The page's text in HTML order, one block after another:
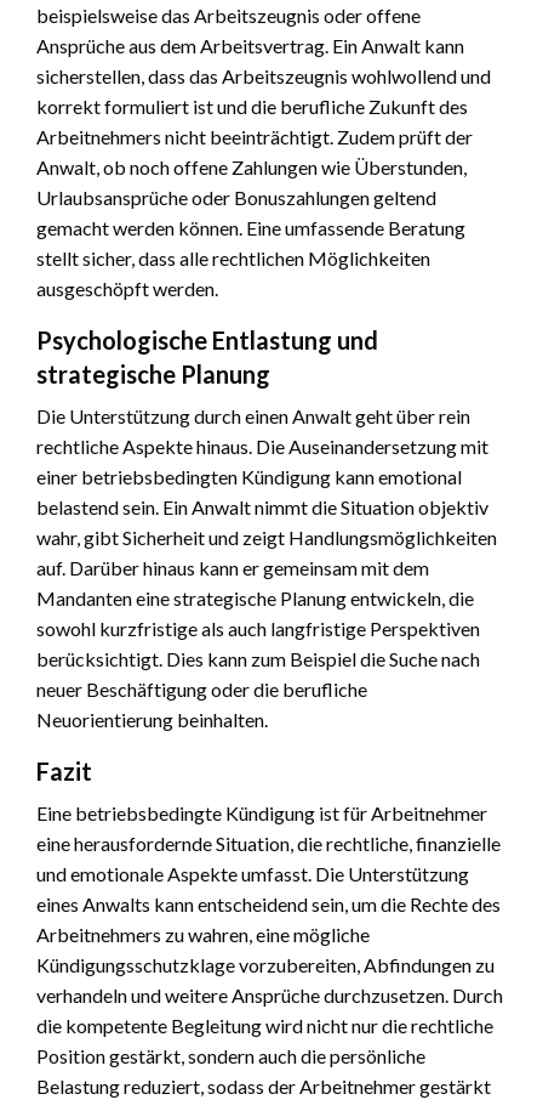
beispielsweise das Arbeitszeugnis oder offene
Ansprüche aus dem Arbeitsvertrag. Ein Anwalt kann
sicherstellen, dass das Arbeitszeugnis wohlwollend und
korrekt formuliert ist und die berufliche Zukunft des
Arbeitnehmers nicht beeinträchtigt. Zudem prüft der
Anwalt, ob noch offene Zahlungen wie Überstunden,
Urlaubsansprüche oder Bonuszahlungen geltend
gemacht werden können. Eine umfassende Beratung
stellt sicher, dass alle rechtlichen Möglichkeiten
ausgeschöpft werden.
Psychologische Entlastung und
strategische Planung
Die Unterstützung durch einen Anwalt geht über rein
rechtliche Aspekte hinaus. Die Auseinandersetzung mit
einer betriebsbedingten Kündigung kann emotional
belastend sein. Ein Anwalt nimmt die Situation objektiv
wahr, gibt Sicherheit und zeigt Handlungsmöglichkeiten
auf. Darüber hinaus kann er gemeinsam mit dem
Mandanten eine strategische Planung entwickeln, die
sowohl kurzfristige als auch langfristige Perspektiven
berücksichtigt. Dies kann zum Beispiel die Suche nach
neuer Beschäftigung oder die berufliche
Neuorientierung beinhalten.
Fazit
Eine betriebsbedingte Kündigung ist für Arbeitnehmer
eine herausfordernde Situation, die rechtliche, finanzielle
und emotionale Aspekte umfasst. Die Unterstützung
eines Anwalts kann entscheidend sein, um die Rechte des
Arbeitnehmers zu wahren, eine mögliche
Kündigungsschutzklage vorzubereiten, Abfindungen zu
verhandeln und weitere Ansprüche durchzusetzen. Durch
die kompetente Begleitung wird nicht nur die rechtliche
Position gestärkt, sondern auch die persönliche
Belastung reduziert, sodass der Arbeitnehmer gestärkt